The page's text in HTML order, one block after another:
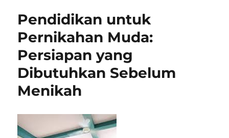
Pendidikan untuk
Pernikahan Muda:
Persiapan yang
Dibutuhkan Sebelum
Menikah